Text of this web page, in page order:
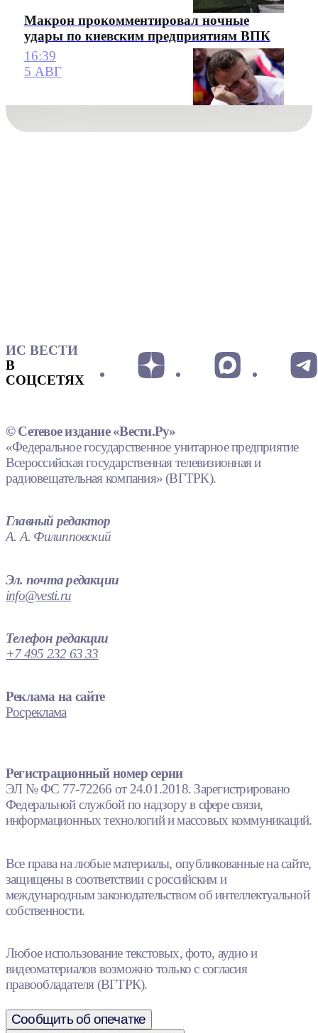
Макрон прокомментировал ночные
удары по киевским предприятиям ВПК
16:39
5 АВГ
ИС ВЕСТИ
В
СОЦСЕТЯХ
© Сетевое издание «Вести.Ру»
«Федеральное государственное унитарное предприятие
Всероссийская государственная телевизионная и
радиовещательная компания» (ВГТРК).
Главный редактор
А. А. Филипповский
Эл. почта редакции
info@vesti.ru
Телефон редакции
+7 495 232 63 33
Реклама на сайте
Росреклама
Регистрационный номер серии
ЭЛ № ФС 77-72266 от 24.01.2018. Зарегистрировано
Федеральной службой по надзору в сфере связи,
информационных технологий и массовых коммуникаций.
Все права на любые материалы, опубликованные на сайте,
защищены в соответствии с российским и
международным законодательством об интеллектуальной
собственности.
Любое использование текстовых, фото, аудио и
видеоматериалов возможно только с согласия
правообладателя (ВГТРК).
Сообщить об опечатке